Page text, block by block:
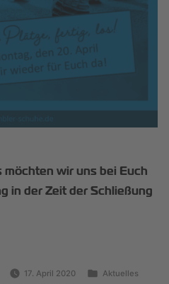
wir uns bei Euch
in der Zeit der Schließung
17. April 2020
Aktuelles